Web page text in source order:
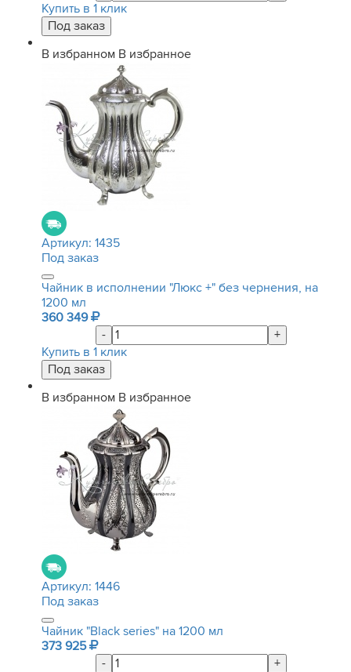
Купить в 1 клик
В избранном В избранное
Артикул: 1435
Под заказ
Чайник в исполнении "Люкс +" без чернения, на
1200 мл
360 349
-
+
Купить в 1 клик
В избранном В избранное
Артикул: 1446
Под заказ
Чайник "Black series" на 1200 мл
373 925
-
+